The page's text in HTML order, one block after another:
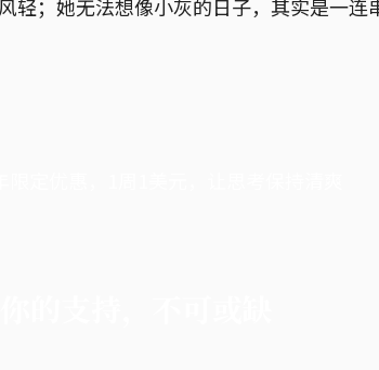
轻；她无法想像小灰的日子，其实是一连